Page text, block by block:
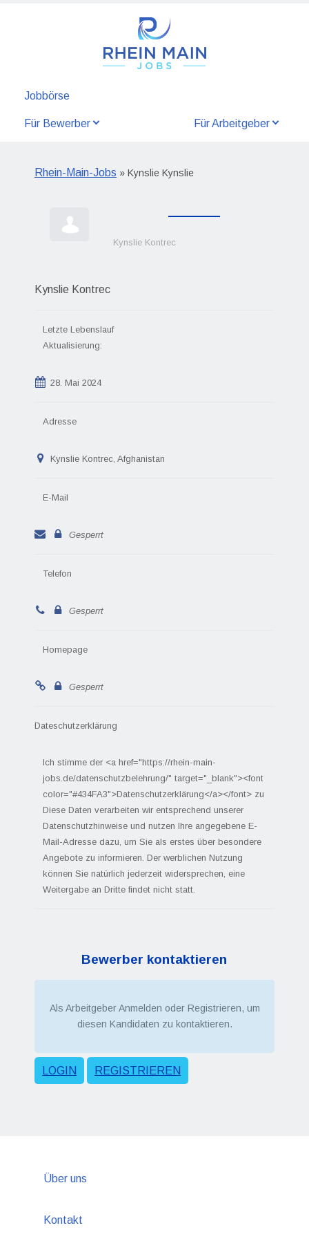
Jobbörse
Für Bewerber Für Arbeitgeber
Rhein-Main-Jobs » Kynslie Kynslie
Kynslie Kontrec
Kynslie Kontrec
Letzte Lebenslauf
Aktualisierung:
28. Mai 2024
Adresse
Kynslie Kontrec, Afghanistan
E-Mail
Gesperrt
Telefon
Gesperrt
Homepage
Gesperrt
Dateschutzerklärung
Ich stimme der <a href="https://rhein-main-
jobs.de/datenschutzbelehrung/" target="_blank"><font
color="#434FA3">Datenschutzerklärung</a></font> zu
Diese Daten verarbeiten wir entsprechend unserer
Datenschutzhinweise und nutzen Ihre angegebene E-
Mail-Adresse dazu, um Sie als erstes über besondere
Angebote zu informieren. Der werblichen Nutzung
können Sie natürlich jederzeit widersprechen, eine
Weitergabe an Dritte findet nicht statt.
Bewerber kontaktieren
Als Arbeitgeber Anmelden oder Registrieren, um
diesen Kandidaten zu kontaktieren.
LOGIN REGISTRIEREN
Über uns
Kontakt